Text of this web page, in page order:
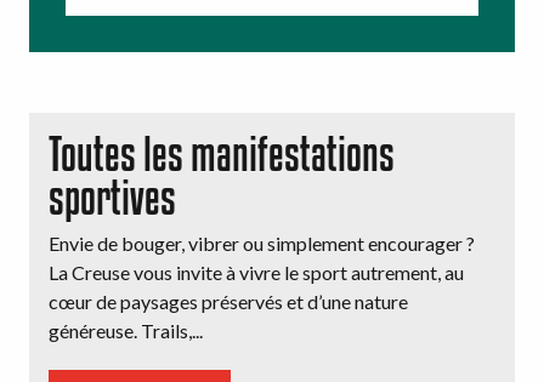
Toutes les manifestations
sportives
Envie de bouger, vibrer ou simplement encourager ?
La Creuse vous invite à vivre le sport autrement, au
cœur de paysages préservés et d’une nature
généreuse. Trails,...